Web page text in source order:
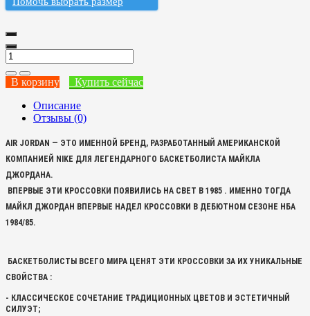
В корзину
Купить сейчас
Описание
Отзывы (0)
AIR JORDAN — ЭТО ИМЕННОЙ БРЕНД, РАЗРАБОТАННЫЙ АМЕРИКАНСКОЙ
КОМПАНИЕЙ NIKE ДЛЯ ЛЕГЕНДАРНОГО БАСКЕТБОЛИСТА МАЙКЛА
ДЖОРДАНА.
ВПЕРВЫЕ ЭТИ КРОССОВКИ ПОЯВИЛИСЬ НА СВЕТ В 1985 . ИМЕННО ТОГДА
МАЙКЛ ДЖОРДАН ВПЕРВЫЕ НАДЕЛ КРОССОВКИ В ДЕБЮТНОМ СЕЗОНЕ НБА
1984/85.
БАСКЕТБОЛИСТЫ ВСЕГО МИРА ЦЕНЯТ ЭТИ КРОССОВКИ ЗА ИХ УНИКАЛЬНЫЕ
СВОЙСТВА :
- КЛАССИЧЕСКОЕ СОЧЕТАНИЕ ТРАДИЦИОННЫХ ЦВЕТОВ И ЭСТЕТИЧНЫЙ
СИЛУЭТ;